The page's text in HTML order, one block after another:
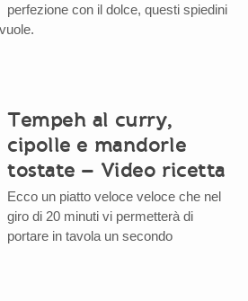
perfezione con il dolce, questi spiedini
Tempeh al curry,
cipolle e mandorle
tostate – Video ricetta
Ecco un piatto veloce veloce che nel
giro di 20 minuti vi permetterà di
portare in tavola un secondo